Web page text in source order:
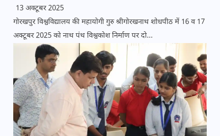
13 अक्टूबर 2025
गोरखपुर विश्वविद्यालय की महायोगी गुरु श्रीगोरखनाथ शोधपीठ में 16 व 17
अक्टूबर 2025 को नाथ पंथ विश्वकोश निर्माण पर दो...